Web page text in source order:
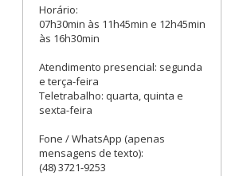
Horário:
07h30min às 11h45min e 12h45min
às 16h30min
Atendimento presencial: segunda
e terça-feira
Teletrabalho: quarta, quinta e
sexta-feira
Fone / WhatsApp (apenas
mensagens de texto):
(48) 3721-9253